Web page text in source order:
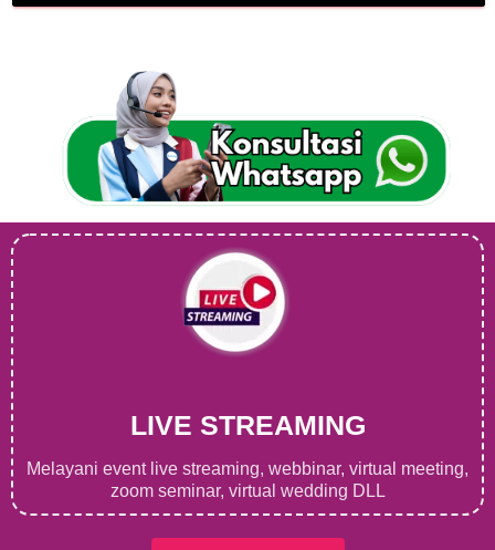
LIVE STREAMING
Melayani event live streaming, webbinar, virtual meeting,
zoom seminar, virtual wedding DLL